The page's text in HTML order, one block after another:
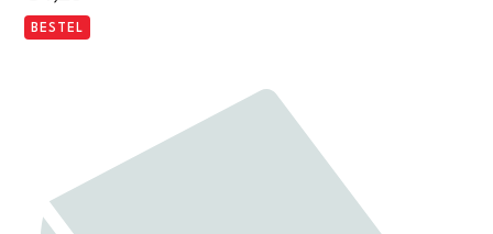
BESTEL